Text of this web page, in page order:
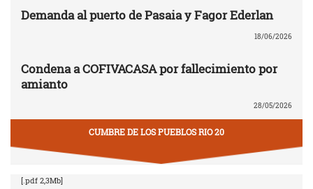
Demanda al puerto de Pasaia y Fagor Ederlan
18/06/2026
Condena a COFIVACASA por fallecimiento por
amianto
28/05/2026
CUMBRE DE LOS PUEBLOS RIO 20
[.pdf 2,3Mb]